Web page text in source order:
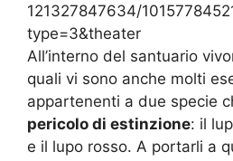
121327847634/
type=3&theater
All’interno del santuario
quali vi sono anche molti
appartenenti a due specie
pericolo di estinzione: il
e il lupo rosso. A portarli a